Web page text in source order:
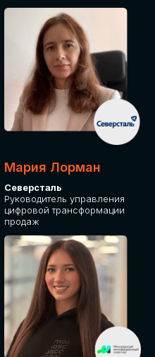
Мария Лорман
Северсталь
Руководитель управления
цифровой трансформации
продаж